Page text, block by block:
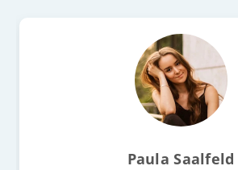
Paula Saalfeld